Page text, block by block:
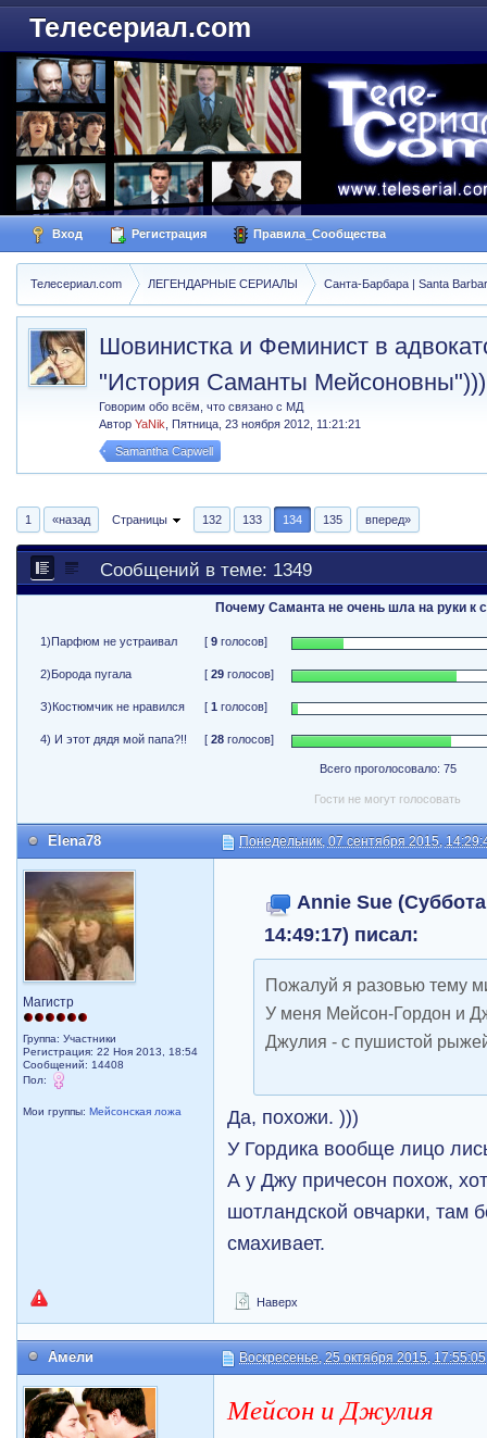
Телесериал.com
Вход Регистрация Правила_Сообщества
Телесериал.com ЛЕГЕНДАРНЫЕ СЕРИАЛЫ Санта-Барбара | Santa
Шовинистка и Феминист в
"История Саманты
Говорим обо всём, что связано с МД
АвторYaNik ,Пятница, 23 ноября 2012, 11:21:21
Samantha Capwell
1 «назад Страницы 132 133 134 135 вперед»
Сообщений в теме: 1349
Почему Саманта не очень шла на руки к
1)Парфюм не устраивал [ 9голосов]
2)Борода пугала [ 29голосов]
З)Костюмчик не нравился [ 1 голосов]
4) И этот дядя мой папа?!! [ 28голосов]
Всего проголосовало: 75
Гости не могут голосовать
Elena78 Понедельник, 07 сентября 2015,
Магистр
Группа: Участники
Регистрация: 22 Ноя 2013, 18:54
Сообщений: 14408
Пол:
Мои группы:Мейсонская ложа
Annie Sue
14:49:17) писал:
Пожалуй я разовью тему
У меня Мейсон-Гордон и
Джулия - с пушистой
Да, похожи. )))
У Гордика вообще лицо
А у Джу причесон похож,
шотландской овчарки, там
смахивает.
Наверх
Амели Воскресенье, 25 октября 2015, 17:55:05
Мейсон и Джулия